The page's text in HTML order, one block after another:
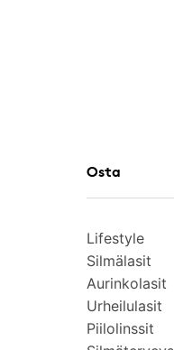
Osta
Lifestyle
Silmälasit
Aurinkolasit
Urheilulasit
Piilolinssit